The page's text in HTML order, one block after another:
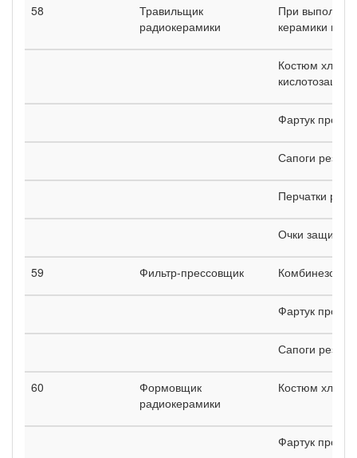
58
Травильщик
радиокерамики
При
керамики
Костюм
Фартук
Сапоги
Перчатки
Очки
59 Фильтр-прессовщик Комбинезон
Фартук
Сапоги
60
Формовщик
радиокерамики
Костюм
Фартук